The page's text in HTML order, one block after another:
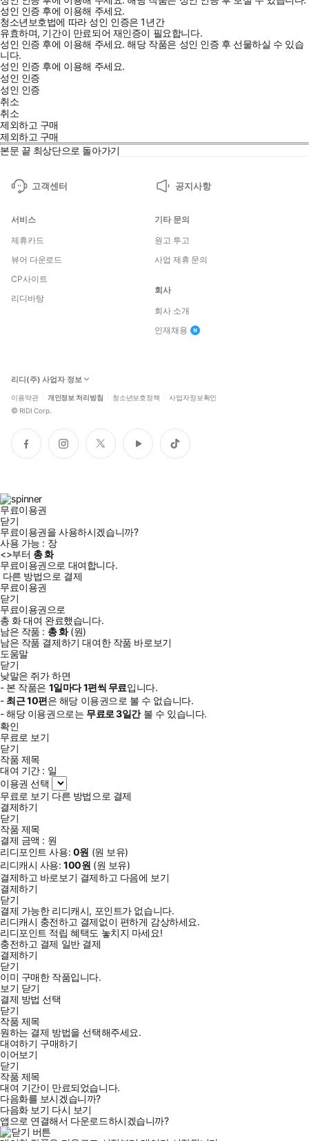
성인 인증 후에 이용해 주세요.
청소년보호법에 따라 성인 인증은 1년간
유효하며, 기간이 만료되어 재인증이 필요합니다.
성인 인증 후에 이용해 주세요.해당 작품은 성인 인증 후 선물하실 수 있습
니다.
성인 인증 후에 이용해 주세요.
성인 인증
성인 인증
취소
취소
제외하고 구매
제외하고 구매
본문 끝 최상단으로 돌아가기
고객센터 공지사항
서비스
제휴카드
뷰어 다운로드
CP사이트
리디바탕
기타 문의
원고 투고
사업 제휴 문의
회사
회사 소개
인재채용
리디(주) 사업자 정보
이용약관 개인정보 처리방침 청소년보호정책 사업자정보확인
© RIDI Corp.
페
이
인
스
트
위
유
튜
틱
톡
무료이용권
닫기
무료이용권을 사용하시겠습니까?
사용 가능 : 장
<>부터 총화
무료이용권으로 대여합니다.
다른 방법으로 결제
무료이용권
닫기
무료이용권으로
총 화대여 완료했습니다.
남은 작품 : 총화(원)
남은 작품 결제하기 대여한 작품 바로보기
도움말
닫기
낮말은 쥐가 하면
- 본 작품은 1일마다1편씩 무료입니다.
- 최근10편은 해당 이용권으로 볼 수 없습니다.
- 해당 이용권으로는 무료로3일간볼 수 있습니다.
확인
무료로 보기
닫기
작품 제목
대여 기간 : 일
이용권 선택
무료로 보기 다른 방법으로 결제
결제하기
닫기
작품 제목
결제 금액 : 원
리디포인트 사용: 0원 (원 보유)
리디캐시 사용:100원 (원 보유)
결제하고 바로보기 결제하고 다음에 보기
결제하기
닫기
결제 가능한 리디캐시, 포인트가 없습니다.
리디캐시 충전하고 결제없이 편하게 감상하세요.
리디포인트 적립 혜택도 놓치지 마세요!
충전하고 결제 일반 결제
결제하기
닫기
이미 구매한 작품입니다.
보기 닫기
결제 방법 선택
닫기
작품 제목
원하는 결제 방법을 선택해주세요.
대여하기 구매하기
이어보기
닫기
작품 제목
대여 기간이 만료되었습니다.
다음화를 보시겠습니까?
다음화 보기 다시 보기
앱으로 연결해서 다운로드하시겠습니까?